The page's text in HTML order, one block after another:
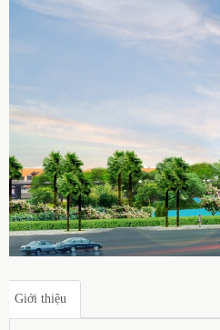
Giới thiệu